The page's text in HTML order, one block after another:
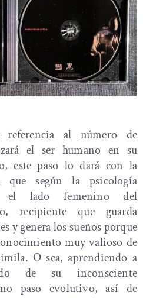
referencia al número de
el ser humano en su
este paso lo dará con la
que según la psicología
el lado femenino del
recipiente que guarda
y genera los sueños porque
muy valioso de
O sea, aprendiendo a
de su inconsciente
paso evolutivo, así de